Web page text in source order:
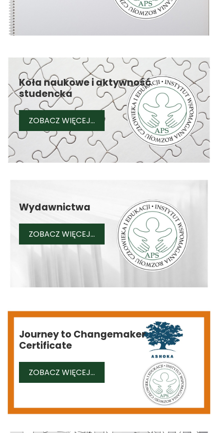
Koła naukowe i aktywność
studencka
ZOBACZ WIĘCEJ... KOŁA NAUKOWE I AKTYWNOŚĆ
Wydawnictwa
ZOBACZ WIĘCEJ... WYDAWNICTWA
Journey to Changemaker
Certificate
ZOBACZ WIĘCEJ... JOURNEY TO CHANGEMAKER